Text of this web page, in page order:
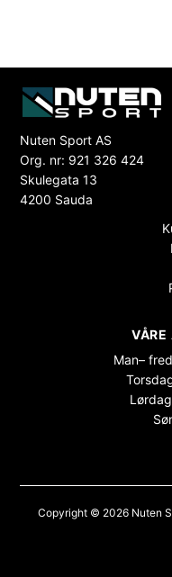
Nuten Sport AS
Org. nr: 921 326 424
Skulegata 13
4200 Sauda
VÅRE
Man–
Copyright © 2026 Nuten